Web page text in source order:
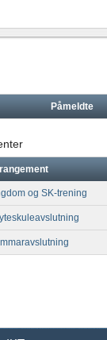
Påmeldte
og SK-trening